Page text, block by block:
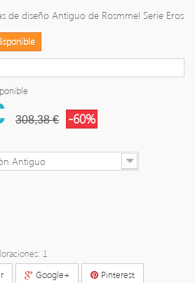
de diseño Antiguo de Rosmmel Serie Eros
308,38 € -60%
Antiguo
1
Google+ Pinterest